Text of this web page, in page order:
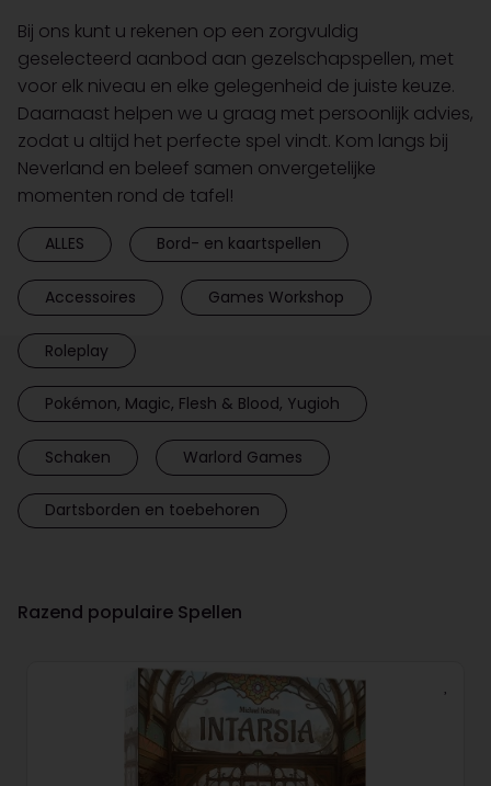
Bij ons kunt u rekenen op een zorgvuldig
geselecteerd aanbod aan gezelschapspellen, met
voor elk niveau en elke gelegenheid de juiste keuze.
Daarnaast helpen we u graag met persoonlijk advies,
zodat u altijd het perfecte spel vindt. Kom langs bij
Neverland en beleef samen onvergetelijke
momenten rond de tafel!
ALLES Bord- en kaartspellen
Accessoires Games Workshop
Roleplay
Pokémon, Magic, Flesh & Blood, Yugioh
Schaken Warlord Games
Dartsborden en toebehoren
Razend populaire Spellen